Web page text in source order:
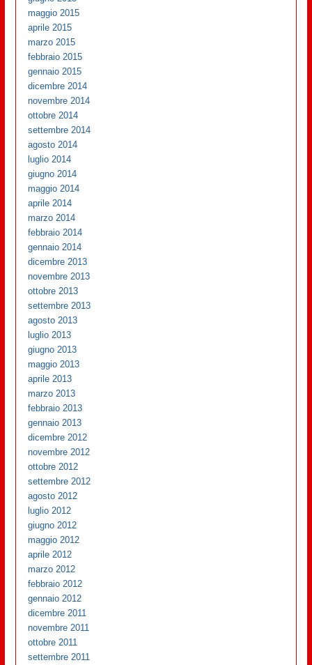
maggio 2015
aprile 2015
marzo 2015
febbraio 2015
gennaio 2015
dicembre 2014
novembre 2014
ottobre 2014
settembre 2014
agosto 2014
luglio 2014
giugno 2014
maggio 2014
aprile 2014
marzo 2014
febbraio 2014
gennaio 2014
dicembre 2013
novembre 2013
ottobre 2013
settembre 2013
agosto 2013
luglio 2013
giugno 2013
maggio 2013
aprile 2013
marzo 2013
febbraio 2013
gennaio 2013
dicembre 2012
novembre 2012
ottobre 2012
settembre 2012
agosto 2012
luglio 2012
giugno 2012
maggio 2012
aprile 2012
marzo 2012
febbraio 2012
gennaio 2012
dicembre 2011
novembre 2011
ottobre 2011
settembre 2011